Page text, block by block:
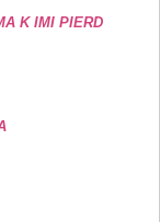
K IMI PIERD